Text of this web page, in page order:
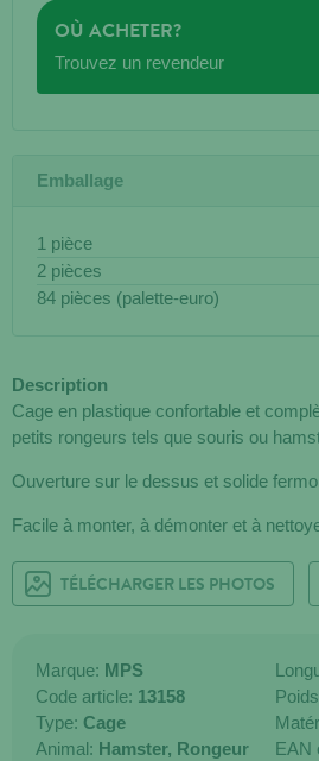
OÙ ACHETER?
Trouvez un revendeur
Emballage
1 pièce
2 pièces
84 pièces (palette-euro)
Description
Cage en plastique confortable et
petits rongeurs tels que souris ou
Ouverture sur le dessus et solide
Facile à monter, à démonter et à
TÉLÉCHARGER LES PHOTOS
Marque: MPS
Code article: 13158
Type: Cage
Animal: Hamster, Rongeur
EAN